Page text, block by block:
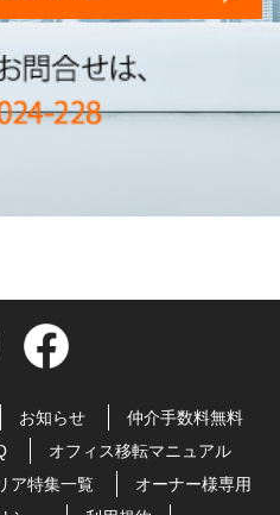
お知らせ
仲介手数料無料
オフィス移転マニュアル
ア特集一覧
オーナー様専用